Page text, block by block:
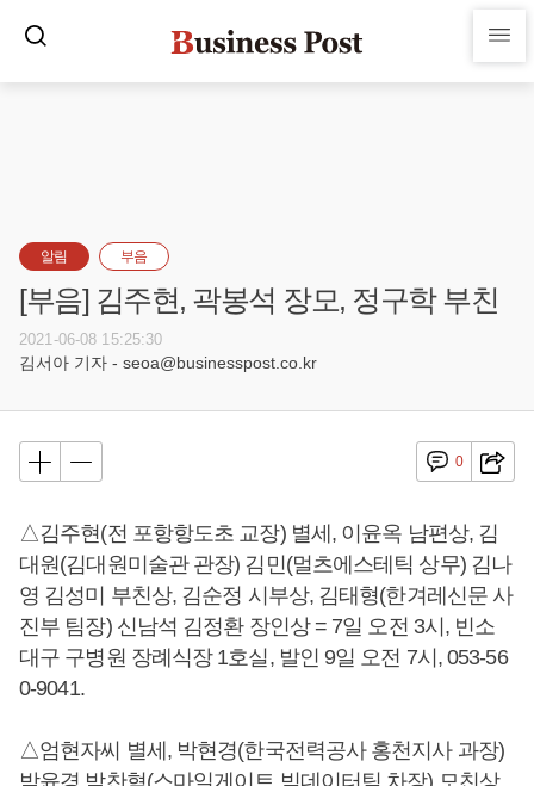
알림 부음
[부음] 김주현, 곽봉석 장모, 정구학 부친
2021-06-08 15:25:30
김서아 기자 - seoa@businesspost.co.kr
0
△김주현(전 포항항도초 교장) 별세, 이윤옥 남편상, 김
대원(김대원미술관 관장) 김민(멀츠에스테틱 상무) 김나
영 김성미 부친상, 김순정 시부상, 김태형(한겨레신문 사
진부 팀장) 신남석 김정환 장인상 = 7일 오전 3시, 빈소
대구 구병원 장례식장 1호실, 발인 9일 오전 7시, 053-56
0-9041.
△엄현자씨 별세, 박현경(한국전력공사 홍천지사 과장)
박윤경 박찬혁(스마일게이트 빅데이터팀 차장) 모친상,